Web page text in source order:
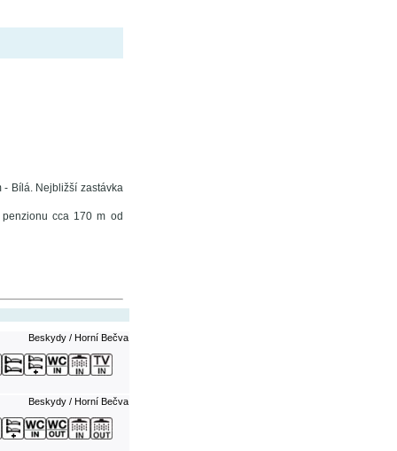
- Bílá. Nejbližší zastávka
cca 170 m od
Beskydy / Horní Bečva
Beskydy / Horní Bečva